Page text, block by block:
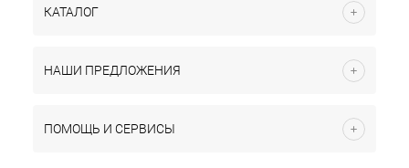
КАТАЛОГ
НАШИ ПРЕДЛОЖЕНИЯ
ПОМОЩЬ И СЕРВИСЫ